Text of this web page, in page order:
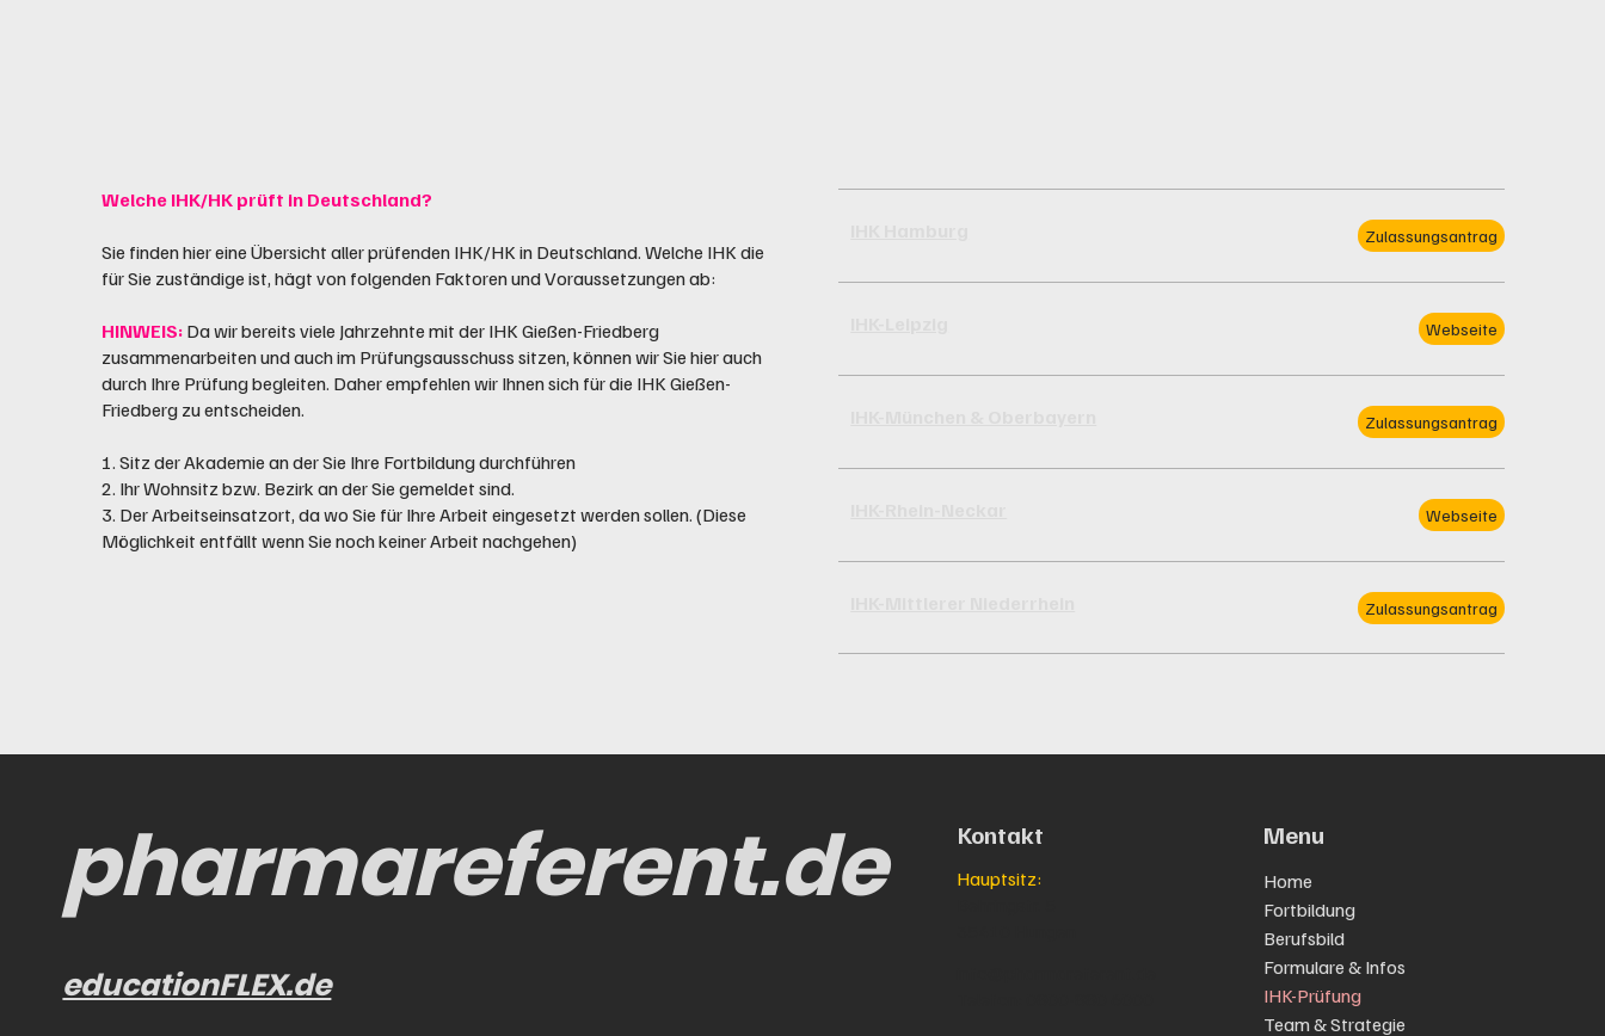
Welche IHK/HK prüft in Deutschland?
Sie finden hier eine Übersicht aller prüfenden IHK/HK in Deutschland. Welche IHK die
für Sie zuständige ist, hägt von folgenden Faktoren und Voraussetzungen ab:
HINWEIS: Da wir bereits viele Jahrzehnte mit der IHK Gießen-Friedberg
zusammenarbeiten und auch im Prüfungsausschuss sitzen, können wir Sie hier auch
durch Ihre Prüfung begleiten. Daher empfehlen wir Ihnen sich für die IHK Gießen-
Friedberg zu entscheiden.
1. Sitz der Akademie an der Sie Ihre Fortbildung durchführen
2. Ihr Wohnsitz bzw. Bezirk an der Sie gemeldet sind.
3. Der Arbeitseinsatzort, da wo Sie für Ihre Arbeit eingesetzt werden sollen. (Diese
Möglichkeit entfällt wenn Sie noch keiner Arbeit nachgehen)
Zulassungsantrag
Webseite
Zulassungsantrag
Webseite
Zulassungsantrag
pharmareferent.de
educationFLEX.de
Kontakt
Hauptsitz:
Menu
Home
Fortbildung
Berufsbild
Formulare & Infos
IHK-Prüfung
Team & Strategie